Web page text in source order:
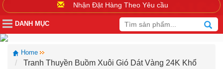
Nhận Đặt Hàng Theo Yêu cầu
DANH MỤC
Home
Tranh Thuyền Buồm Xuôi Gió Dát Vàng 24K Khổ